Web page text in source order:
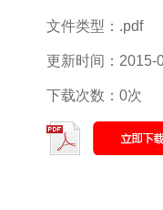
文件类型：.pdf
更新时间：2015-
下载次数：0次